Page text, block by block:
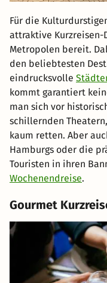
Für die
attraktive Kurzreisen-
Metropolen bereit.
den beliebtesten
eindrucksvolle
kommt garantiert
man sich vor
schillernden
kaum retten. Aber
Hamburgs oder die
Touristen in ihren
Wochenendreise.
Gourmet